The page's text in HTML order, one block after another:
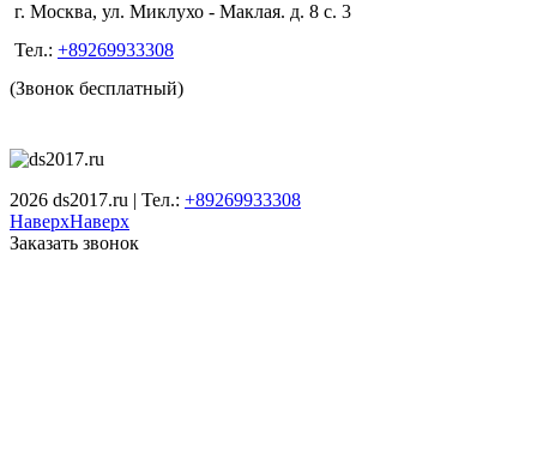
г. Москва, ул. Миклухо - Маклая. д. 8 с. 3
Тел.: +89269933308
(Звонок бесплатный)
2026 ds2017.ru | Тел.: +89269933308
НаверхНаверх
Заказать звонок